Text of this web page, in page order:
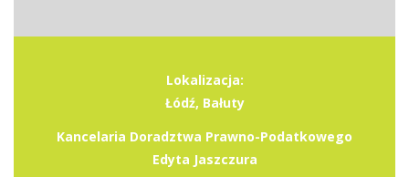
Lokalizacja:
Łódź, Bałuty
Kancelaria Doradztwa Prawno-Podatkowego
Edyta Jaszczura